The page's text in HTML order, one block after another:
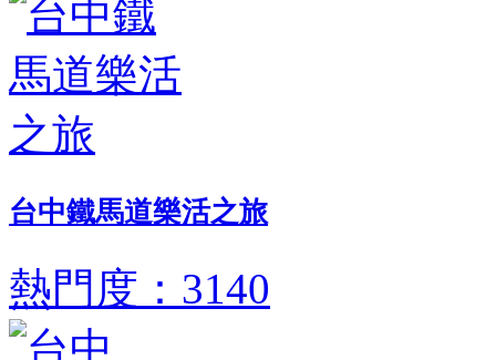
台中鐵馬道樂活之旅
熱門度：3140